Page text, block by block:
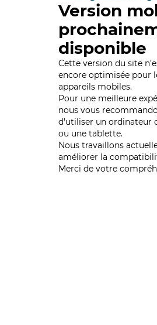
Version
disponible
Cette version du site
encore optimisée pour
appareils mobiles.
Pour une meilleure
nous vous
d'utiliser un ordinateur
ou une tablette.
Nous travaillons
améliorer la
Merci de votre